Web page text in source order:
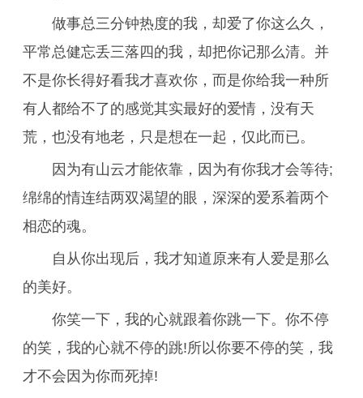
做事总三分钟热度的我，却爱了你这么久，
平常总健忘丢三落四的我，却把你记那么清。并
不是你长得好看我才喜欢你，而是你给我一种所
有人都给不了的感觉其实最好的爱情，没有天
荒，也没有地老，只是想在一起，仅此而已。
因为有山云才能依靠，因为有你我才会等待;
绵绵的情连结两双渴望的眼，深深的爱系着两个
相恋的魂。
自从你出现后，我才知道原来有人爱是那么
的美好。
你笑一下，我的心就跟着你跳一下。你不停
的笑，我的心就不停的跳!所以你要不停的笑，我
才不会因为你而死掉!